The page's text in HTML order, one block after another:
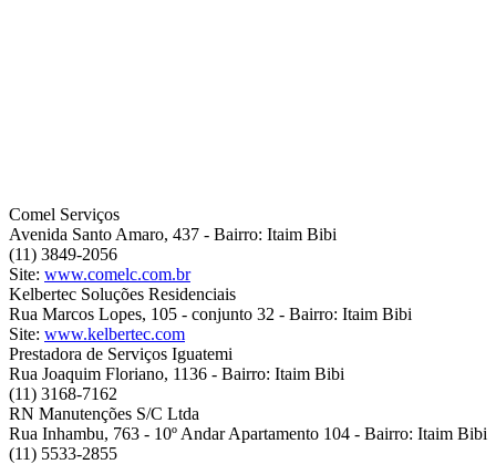
Comel Serviços
Avenida Santo Amaro, 437 - Bairro: Itaim Bibi
(11) 3849-2056
Site: www.comelc.com.br
Kelbertec Soluções Residenciais
Rua Marcos Lopes, 105 - conjunto 32 - Bairro: Itaim Bibi
Site: www.kelbertec.com
Prestadora de Serviços Iguatemi
Rua Joaquim Floriano, 1136 - Bairro: Itaim Bibi
(11) 3168-7162
RN Manutenções S/C Ltda
Rua Inhambu, 763 - 10º Andar Apartamento 104 - Bairro: Itaim Bibi
(11) 5533-2855